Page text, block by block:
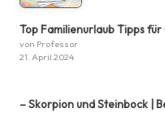
Top Familienurlaub Tipps
von Professor
21. April 2024
– Skorpion und Steinbock |